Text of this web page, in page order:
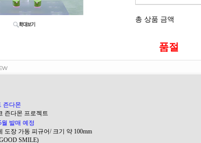
총 상품 금액
품절
즌다몬
즌다몬 프로젝트
월 발매 예정
도장 가동 피규어/ 크기 약 100mm
SMILE)